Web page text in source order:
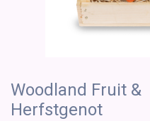
Woodland Fruit &
Herfstgenot